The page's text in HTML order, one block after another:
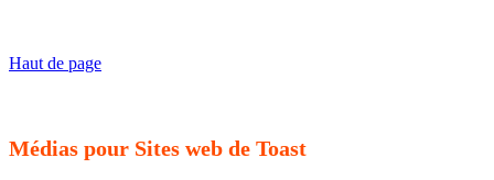
Haut de page
Médias pour Sites web de Toast